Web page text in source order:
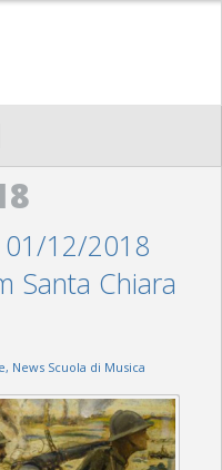
01/12/2018
Santa Chiara
, News Scuola di Musica